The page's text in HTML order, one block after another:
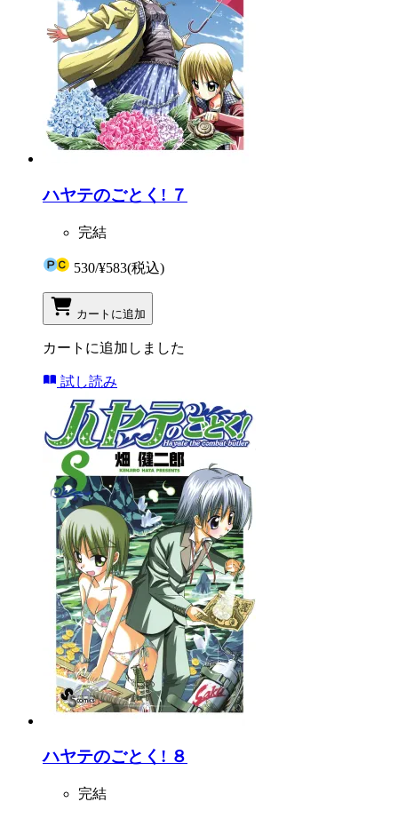
ハヤテのごとく! ７
完結
530/¥583(税込)
カートに追加
カートに追加しました
試し読み
ハヤテのごとく! ８
完結